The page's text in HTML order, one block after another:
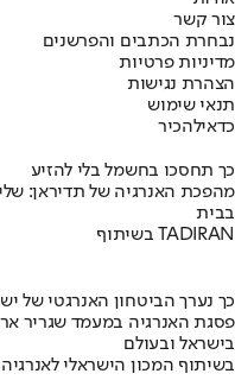
צור קשר
נבחרת הכתבים והפרשנים
מדיניות פרטיות
הצהרת נגישות
תנאי שימוש
כדאילהכיר
כך תחסכו בחשמל בלי להזיע
מהפכת האנרגיה של תדיראן:
בבית
בשיתוף TADIRAN
כך נערך הביטחון האנרגטי של
פסגת האנרגיה במעמד שגריר
בישראל ובעולם
בשיתוף המכון הישראלי